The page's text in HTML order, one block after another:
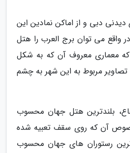
دبی و از اماکن نمادین این
می توان برج العرب را هتل
معماری معروف آن که به شکل
مربوط به این شهر به چشم
321 متر ارتفاع، بلندترین هتل جهان محسوب
آن که روی سقف تعبیه شده
رستوران های جهان محسوب